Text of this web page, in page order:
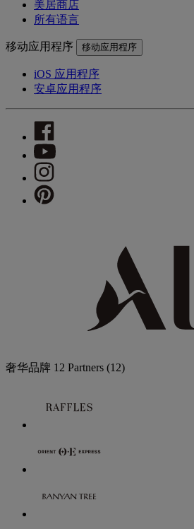
美居商店
所有语言
移动应用程序 移动应用程序
iOS 应用程序
安卓应用程序
奢华品牌 12 Partners (12)